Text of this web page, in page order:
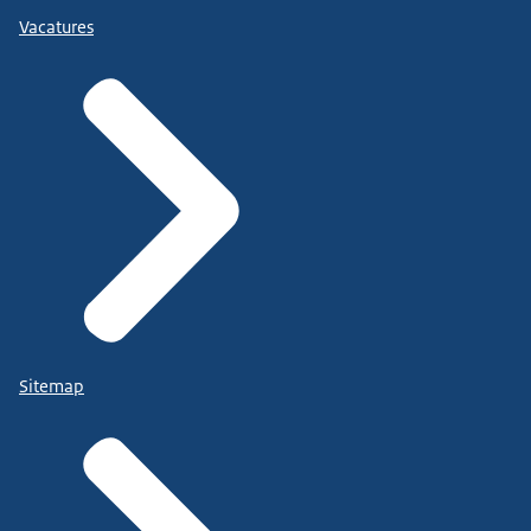
Vacatures
Sitemap